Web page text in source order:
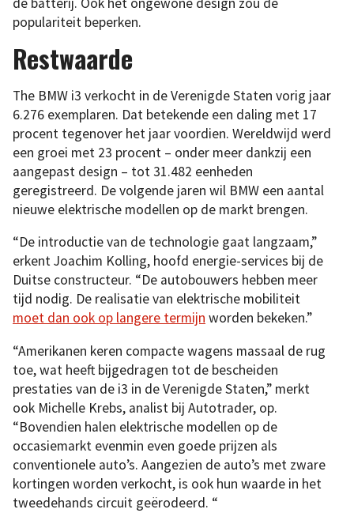
populariteit beperken.
Restwaarde
The BMW i3 verkocht in de Verenigde Staten vorig jaar
6.276 exemplaren. Dat betekende een daling met 17
procent tegenover het jaar voordien. Wereldwijd werd
een groei met 23 procent – onder meer dankzij een
aangepast design – tot 31.482 eenheden
geregistreerd. De volgende jaren wil BMW een aantal
nieuwe elektrische modellen op de markt brengen.
“De introductie van de technologie gaat langzaam,”
erkent Joachim Kolling, hoofd energie-services bij de
Duitse constructeur. “De autobouwers hebben meer
tijd nodig. De realisatie van elektrische mobiliteit
moet dan ook op langere termijn worden bekeken.”
“Amerikanen keren compacte wagens massaal de rug
toe, wat heeft bijgedragen tot de bescheiden
prestaties van de i3 in de Verenigde Staten,” merkt
ook Michelle Krebs, analist bij Autotrader, op.
“Bovendien halen elektrische modellen op de
occasiemarkt evenmin even goede prijzen als
conventionele auto’s. Aangezien de auto’s met zware
kortingen worden verkocht, is ook hun waarde in het
tweedehands circuit geërodeerd. “